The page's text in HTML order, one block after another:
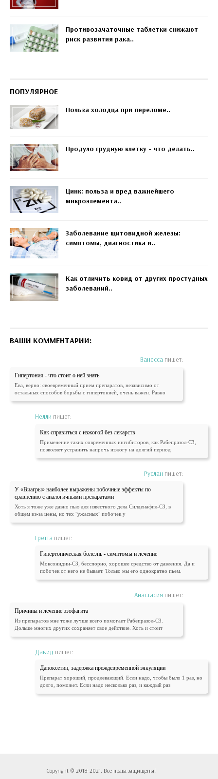
Противозачаточные таблетки снижают
риск развития рака..
ПОПУЛЯРНОЕ
Польза холодца при переломе..
Продуло грудную клетку - что делать..
Цинк: польза и вред важнейшего
микроэлемента..
Заболевание щитовидной железы:
симптомы, диагностика и..
Как отличить ковид от других простудных
заболеваний..
ВАШИ КОММЕНТАРИИ:
Ванесса пишет:
Гипертония - что стоит о ней знать
Ева, верно: своевременный прием препаратов, независимо от
остальных способов борьбы с гипертонией, очень важен. Равно
Нелли пишет:
Как справиться с изжогой без лекарств
Применение таких современных ингибиторов, как Рабепразол-СЗ,
позволяет устранить напрочь изжогу на долгий период
Руслан пишет:
У «Виагры» наиболее выражены побочные эффекты по
сравнению с аналогичными препаратами
Хоть я тоже уже давно пью для известного дела Силденафил-СЗ, в
общем из-за цены, но тех "ужасных" побочек у
Гретта пишет:
Гипертоническая болезнь - симптомы и лечение
Моксонидин-СЗ, бесспорно, хорошее средство от давления. Да и
побочек от него не бывает. Только мы его однократно пьем.
Анастасия пишет:
Причины и лечение эзофагита
Из препаратов мне тоже лучше всего помогает Рабепразол-СЗ.
Дольше многих других сохраняет свое действие. Хоть и стоит
Давид пишет:
Дапоксетин, задержка преждевременной эякуляции
Препарат хороший, продлевающий. Если надо, чтобы было 1 раз, но
долго, поможет. Если надо несколько раз, и каждый раз
Copyright © 2018-2021. Все права защищены!